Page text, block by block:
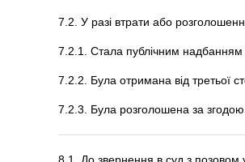
7.2. У разі втрати або
7.2.1. Стала публічним надбанням
7.2.2. Була отримана від третьої
7.2.3. Була розголошена за згодою